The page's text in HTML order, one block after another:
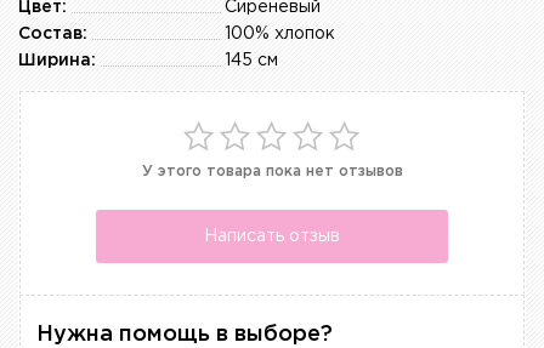
Сиреневый
Цвет:
100% хлопок
Состав:
145 см
Ширина:
У этого товара пока нет отзывов
Написать отзыв
Нужна помощь в выборе?